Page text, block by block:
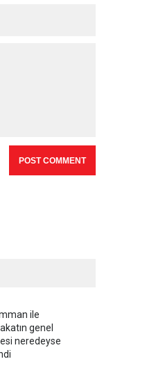
ile
genel
neredeyse